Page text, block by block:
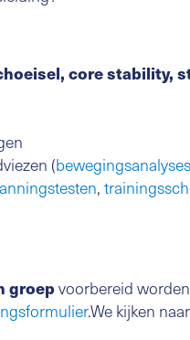
core stability,
(bewegingsanalyses
,
groepvoorbereid
.We kijken